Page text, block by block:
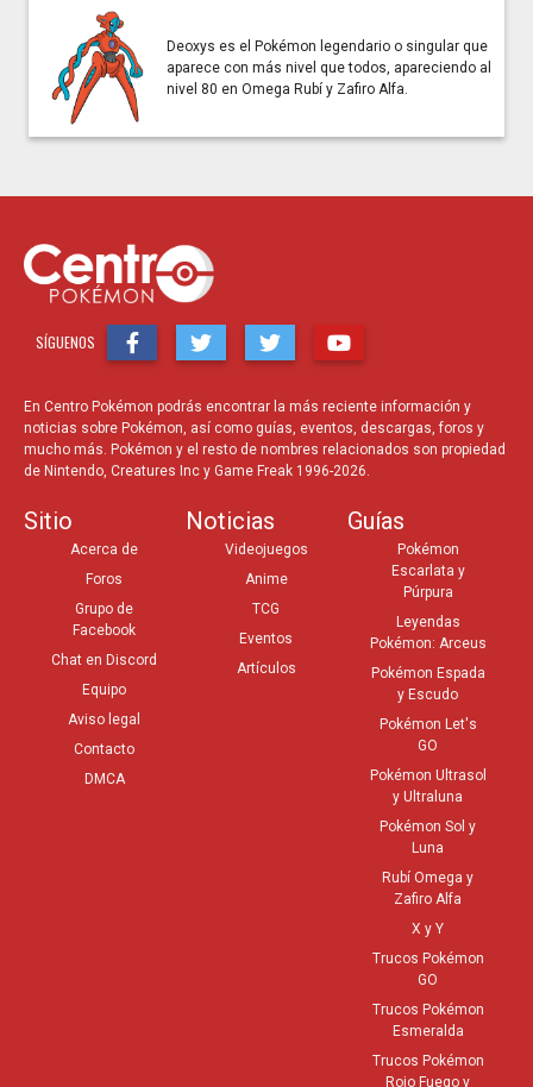
Deoxys es el Pokémon legendario o singular que
aparece con más nivel que todos, apareciendo al
nivel 80 en Omega Rubí y Zafiro Alfa.
SÍGUENOS
En Centro Pokémon podrás encontrar la más reciente información y
noticias sobre Pokémon, así como guías, eventos, descargas, foros y
mucho más. Pokémon y el resto de nombres relacionados son propiedad
de Nintendo, Creatures Inc y Game Freak 1996-2026.
Sitio
Acerca de
Foros
Grupo de
Facebook
Chat en Discord
Equipo
Aviso legal
Contacto
DMCA
Noticias
Videojuegos
Anime
TCG
Eventos
Artículos
Guías
Pokémon
Escarlata y
Púrpura
Leyendas
Pokémon: Arceus
Pokémon Espada
y Escudo
Pokémon Let's
GO
Pokémon Ultrasol
y Ultraluna
Pokémon Sol y
Luna
Rubí Omega y
Zafiro Alfa
X y Y
Trucos Pokémon
GO
Trucos Pokémon
Esmeralda
Trucos Pokémon
Rojo Fuego y